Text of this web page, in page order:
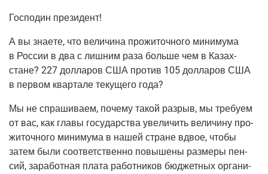
Гос­по­дин президент!
А вы зна­е­те, что вели­чи­на про­жи­точ­но­го мини­му­ма
в Рос­сии в два с лиш­ним раза боль­ше чем в Казах­
стане? 227 дол­ла­ров США про­тив 105 дол­ла­ров США
в пер­вом квар­та­ле теку­ще­го года?
Мы не спра­ши­ва­ем, поче­му такой раз­рыв, мы тре­бу­ем
от вас, как гла­вы госу­дар­ства уве­ли­чить вели­чи­ну про­
жи­точ­но­го мини­му­ма в нашей стране вдвое, что­бы
затем были соот­вет­ствен­но повы­ше­ны раз­ме­ры пен­
сий, зара­бот­ная пла­та работ­ни­ков бюд­жет­ных орга­ни­